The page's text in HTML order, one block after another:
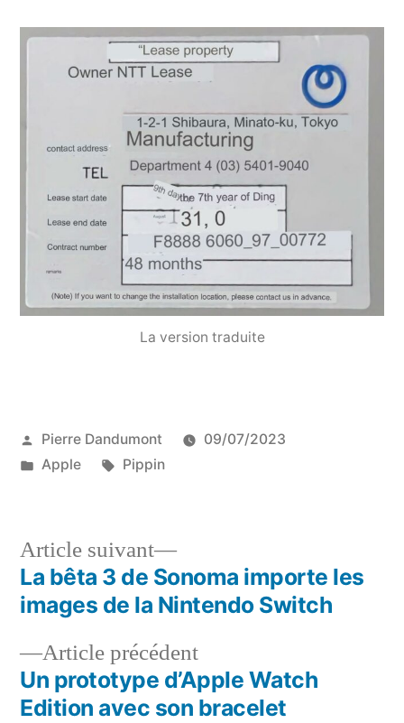
La version traduite
Publié
par
Pierre Dandumont
09/07/2023
Publié
Apple Étiquettes :
Pippin
Navigation
l’article
Article précédentArticle
précédent :
Un prototype d’Apple Watch
Edition avec son bracelet
Article suivant
Article
suivant :
La bêta 3 de Sonoma importe les
images de la Nintendo Switch